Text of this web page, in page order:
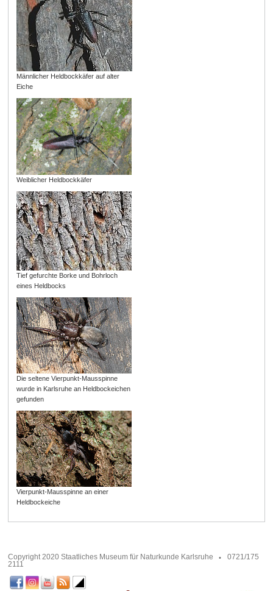
Männlicher Heldbockkäfer auf alter
Eiche
Weiblicher Heldbockkäfer
Tief gefurchte Borke und Bohrloch
eines Heldbocks
Die seltene Vierpunkt-Mausspinne
wurde in Karlsruhe an Heldbockeichen
gefunden
Vierpunkt-Mausspinne an einer
Heldbockeiche
Copyright 2020 Staatliches Museum für Naturkunde Karlsruhe
0721/175
2111